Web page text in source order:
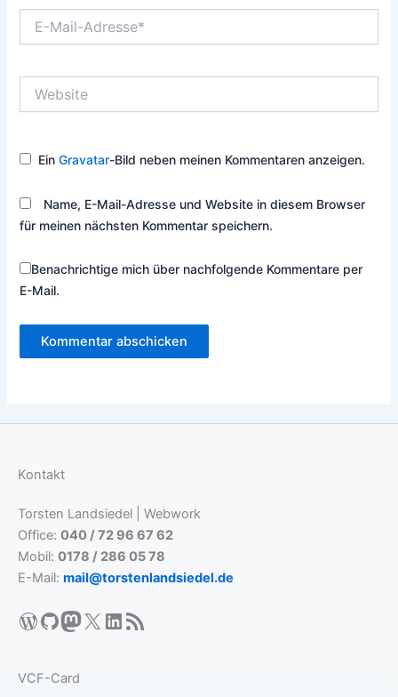
Mail-
EinGravatar-Bild neben meinen Kommentaren anzeigen.
Name, E-Mail-Adresse und Website in diesem Browser
für meinen nächsten Kommentar speichern.
Benachrichtige mich über nachfolgende Kommentare per
E-Mail.
Kontakt
Torsten Landsiedel | Webwork
Office: 040 / 72 96 67 62
Mobil: 0178 / 286 05 78
E-Mail: mail@torstenlandsiedel.de
WordPress
GitHub
Mastodon
X LinkedIn
RSS-Feed
VCF-Card